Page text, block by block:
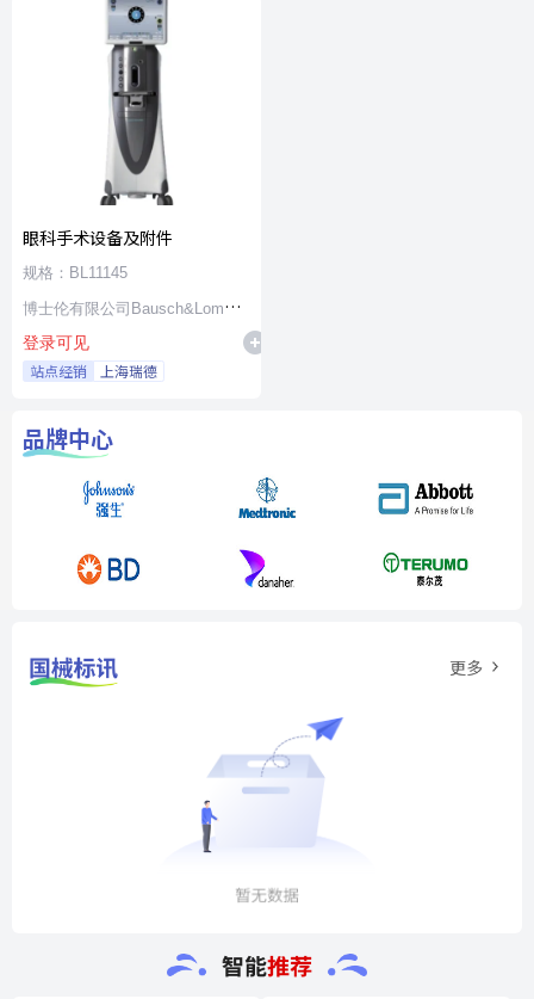
眼科手术设备及附件
规格：BL11145
博士伦有限公司Bausch&Lomb
Incorporated
登录可见
站点经销 上海瑞德
品牌中心